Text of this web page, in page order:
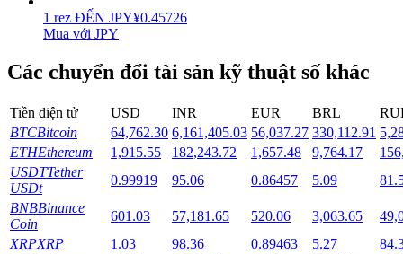
Launchpool
Đặt cọc linh hoạt để kiếm được các token phổ biến.
1 rez ĐẾN JPY¥0.45726
Mua với JPY
Các chuyển đổi tài sản kỹ thuật số khác
Tiền điện tử USD INR EUR BRL
BTCBitcoin 64,762.30 6,161,405.03 56,037.27 330,112.91
ETHEthereum 1,915.55 182,243.72 1,657.48 9,764.17
USDTTether
USDt
0.99919 95.06 0.86457 5.09
BNBBinance
Coin
601.03 57,181.65 520.06 3,063.65
XRPXRP 1.03 98.36 0.89463 5.27